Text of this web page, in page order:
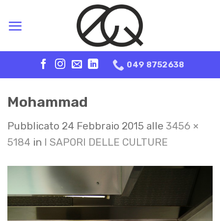
to
049 8752638
Mohammad
Pubblicato 24 Febbraio 2015 alle 3456 ×
5184 in I SAPORI DELLE CULTURE